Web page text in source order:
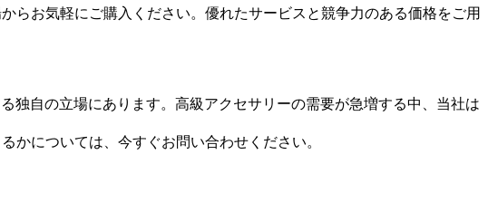
らお気軽にご購入ください。優れたサービスと競争力のある価格をご用
独自の立場にあります。高級アクセサリーの需要が急増する中、当社は
かについては、今すぐお問い合わせください。